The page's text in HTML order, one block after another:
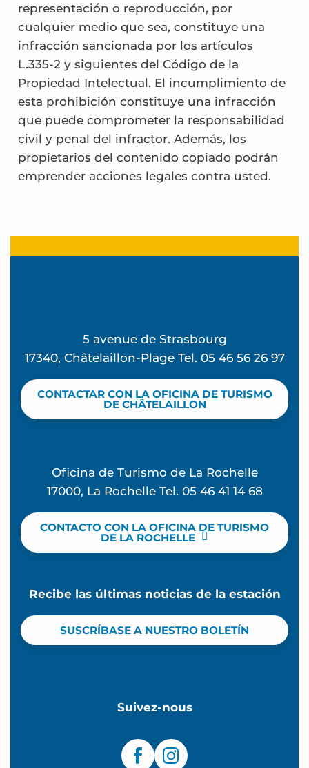
representación o reproducción, por
cualquier medio que sea, constituye una
infracción sancionada por los artículos
L.335-2 y siguientes del Código de la
Propiedad Intelectual. El incumplimiento de
esta prohibición constituye una infracción
que puede comprometer la responsabilidad
civil y penal del infractor. Además, los
propietarios del contenido copiado podrán
emprender acciones legales contra usted.
5 avenue de Strasbourg
17340, Châtelaillon-Plage Tel. 05 46 56 26 97
CONTACTAR CON LA OFICINA DE TURISMO
DE CHÂTELAILLON
Oficina de Turismo de La Rochelle
17000, La Rochelle Tel. 05 46 41 14 68
CONTACTO CON LA OFICINA DE TURISMO
DE LA ROCHELLE
Recibe las últimas noticias de la estación
SUSCRÍBASE A NUESTRO BOLETÍN
Suivez-nous